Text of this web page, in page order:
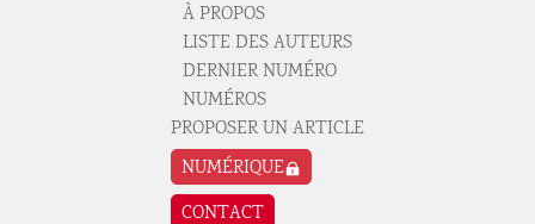
Pied de page revue 1
À PROPOS
LISTE DES AUTEURS
DERNIER NUMÉRO
NUMÉROS
Pied de page revue 2
PROPOSER UN ARTICLE
NUMÉRIQUE
CONTACT